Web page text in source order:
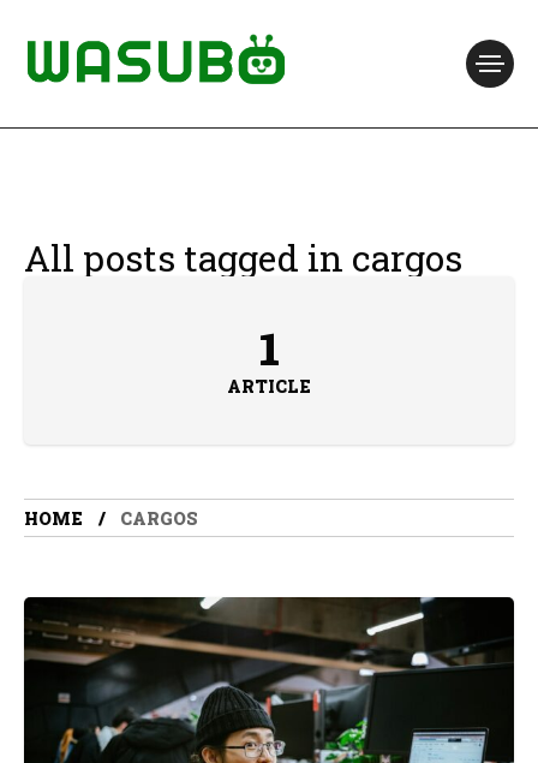
All posts tagged in cargos
1
ARTICLE
HOME CARGOS